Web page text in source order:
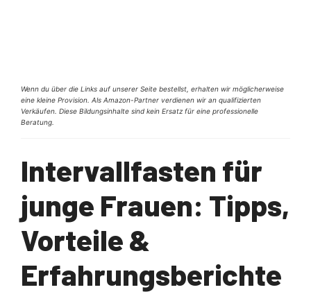
Wenn du über die Links auf unserer Seite bestellst, erhalten wir möglicherweise
eine kleine Provision. Als Amazon-Partner verdienen wir an qualifizierten
Verkäufen. Diese Bildungsinhalte sind kein Ersatz für eine professionelle
Beratung.
Intervallfasten für
junge Frauen: Tipps,
Vorteile &
Erfahrungsberichte